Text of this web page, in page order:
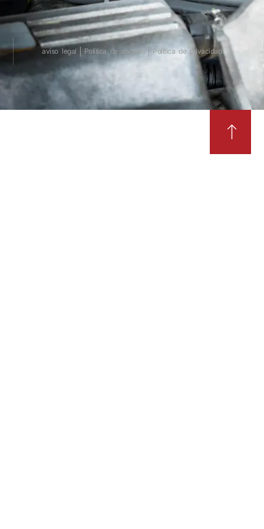
aviso legal Política de cookies Política de privacidad